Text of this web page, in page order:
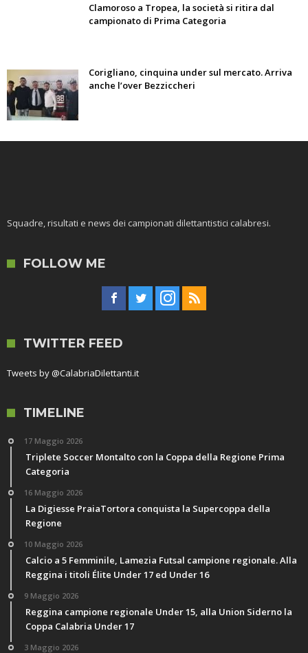
Clamoroso a Tropea, la società si ritira dal
campionato di Prima Categoria
Corigliano, cinquina under sul mercato. Arriva
anche l’over Bezziccheri
Squadre, risultati e news dei campionati dilettantistici calabresi.
FOLLOW ME
TWITTER FEED
Tweets by @CalabriaDilettanti.it
TIMELINE
17 Maggio 2026
Triplete Soccer Montalto con la Coppa della Regione Prima
Categoria
16 Maggio 2026
La Digiesse PraiaTortora conquista la Supercoppa della
Regione
10 Maggio 2026
Calcio a 5 Femminile, Lamezia Futsal campione regionale. Alla
Reggina i titoli Élite Under 17 ed Under 16
9 Maggio 2026
Reggina campione regionale Under 15, alla Union Siderno la
Coppa Calabria Under 17
3 Maggio 2026